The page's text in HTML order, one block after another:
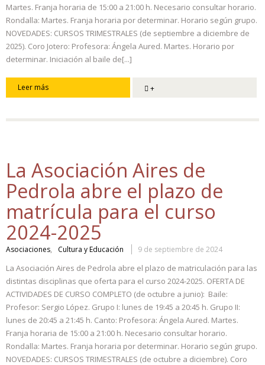
Martes. Franja horaria de 15:00 a 21:00 h. Necesario consultar horario.
Rondalla: Martes. Franja horaria por determinar. Horario según grupo.
NOVEDADES: CURSOS TRIMESTRALES (de septiembre a diciembre de
2025). Coro Jotero: Profesora: Ángela Aured. Martes. Horario por
determinar. Iniciación al baile de[...]
Leer más +
La Asociación Aires de
Pedrola abre el plazo de
matrícula para el curso
2024-2025
Asociaciones, Cultura y Educación 9 de septiembre de 2024
La Asociación Aires de Pedrola abre el plazo de matriculación para las
distintas disciplinas que oferta para el curso 2024-2025. OFERTA DE
ACTIVIDADES DE CURSO COMPLETO (de octubre a junio): Baile:
Profesor: Sergio López. Grupo I: lunes de 19:45 a 20:45 h. Grupo II:
lunes de 20:45 a 21:45 h. Canto: Profesora: Ángela Aured. Martes.
Franja horaria de 15:00 a 21:00 h. Necesario consultar horario.
Rondalla: Martes. Franja horaria por determinar. Horario según grupo.
NOVEDADES: CURSOS TRIMESTRALES (de octubre a diciembre). Coro